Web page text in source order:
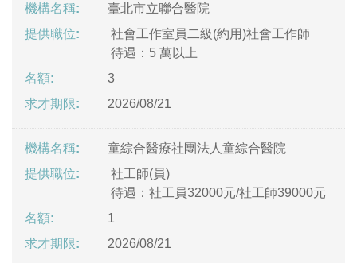
臺北市立聯合醫院
社會工作室員二級(約用)社會工作師
待遇：5 萬以上
3
2026/08/21
童綜合醫療社團法人童綜合醫院
社工師(員)
待遇：社工員32000元/社工師39000元
1
2026/08/21